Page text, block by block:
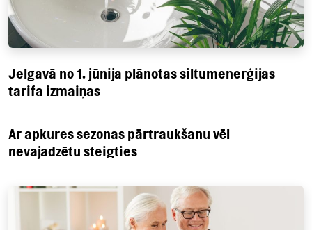
Jelgavā no 1. jūnija plānotas siltumenerģijas
tarifa izmaiņas
Ar apkures sezonas pārtraukšanu vēl
nevajadzētu steigties